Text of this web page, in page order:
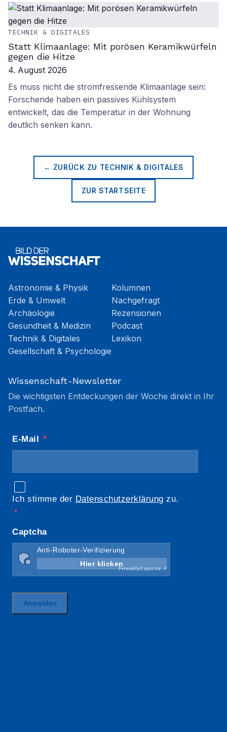
TECHNIK & DIGITALES
Statt Klimaanlage: Mit porösen Keramikwürfeln
gegen die Hitze
4. August 2026
Es muss nicht die stromfressende Klimaanlage sein:
Forschende haben ein passives Kühlsystem
entwickelt, das die Temperatur in der Wohnung
deutlich senken kann.
← ZURÜCK ZU TECHNIK & DIGITALES
ZUR STARTSEITE
Astronomie & Physik
Erde & Umwelt
Archäologie
Gesundheit & Medizin
Technik & Digitales
Gesellschaft & Psychologie
Kolumnen
Nachgefragt
Rezensionen
Podcast
Lexikon
Wissenschaft-Newsletter
Die wichtigsten Entdeckungen der Woche direkt in Ihr
Postfach.